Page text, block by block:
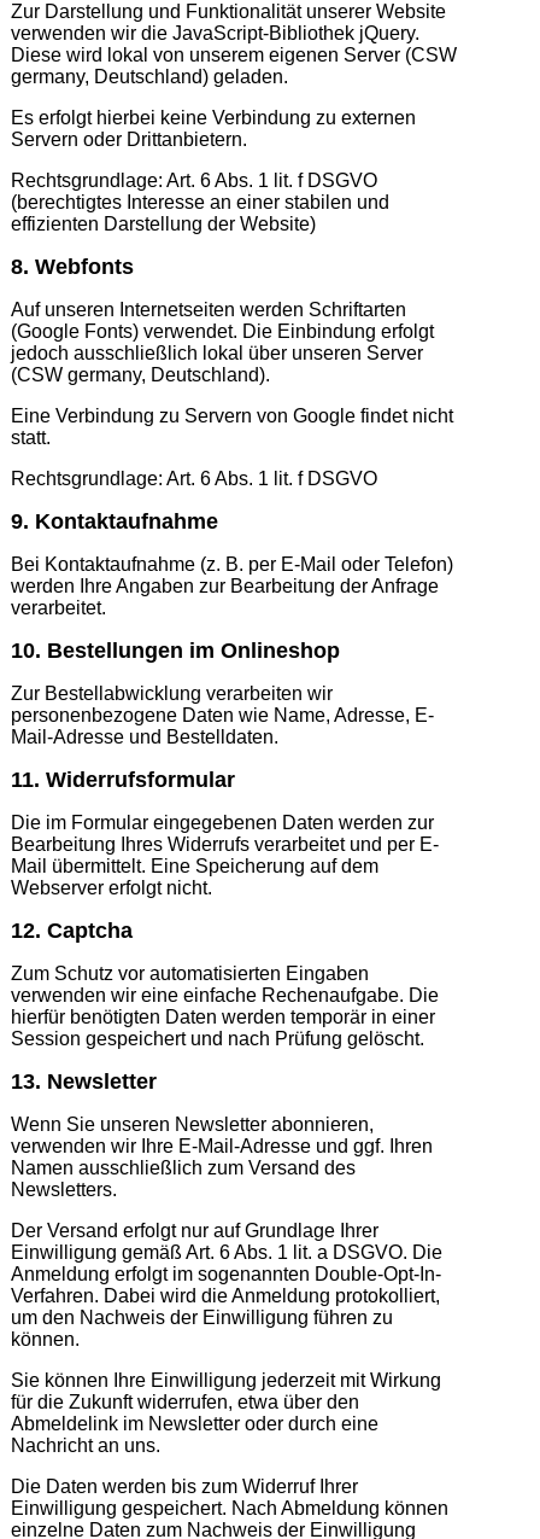
Zur Darstellung und Funktionalität unserer Website
verwenden wir die JavaScript-Bibliothek jQuery.
Diese wird lokal von unserem eigenen Server (CSW
germany, Deutschland) geladen.
Es erfolgt hierbei keine Verbindung zu externen
Servern oder Drittanbietern.
Rechtsgrundlage: Art. 6 Abs. 1 lit. f DSGVO
(berechtigtes Interesse an einer stabilen und
effizienten Darstellung der Website)
8. Webfonts
Auf unseren Internetseiten werden Schriftarten
(Google Fonts) verwendet. Die Einbindung erfolgt
jedoch ausschließlich lokal über unseren Server
(CSW germany, Deutschland).
Eine Verbindung zu Servern von Google findet nicht
statt.
Rechtsgrundlage: Art. 6 Abs. 1 lit. f DSGVO
9. Kontaktaufnahme
Bei Kontaktaufnahme (z. B. per E-Mail oder Telefon)
werden Ihre Angaben zur Bearbeitung der Anfrage
verarbeitet.
10. Bestellungen im Onlineshop
Zur Bestellabwicklung verarbeiten wir
personenbezogene Daten wie Name, Adresse, E-
Mail-Adresse und Bestelldaten.
11. Widerrufsformular
Die im Formular eingegebenen Daten werden zur
Bearbeitung Ihres Widerrufs verarbeitet und per E-
Mail übermittelt. Eine Speicherung auf dem
Webserver erfolgt nicht.
12. Captcha
Zum Schutz vor automatisierten Eingaben
verwenden wir eine einfache Rechenaufgabe. Die
hierfür benötigten Daten werden temporär in einer
Session gespeichert und nach Prüfung gelöscht.
13. Newsletter
Wenn Sie unseren Newsletter abonnieren,
verwenden wir Ihre E-Mail-Adresse und ggf. Ihren
Namen ausschließlich zum Versand des
Newsletters.
Der Versand erfolgt nur auf Grundlage Ihrer
Einwilligung gemäß Art. 6 Abs. 1 lit. a DSGVO. Die
Anmeldung erfolgt im sogenannten Double-Opt-In-
Verfahren. Dabei wird die Anmeldung protokolliert,
um den Nachweis der Einwilligung führen zu
können.
Sie können Ihre Einwilligung jederzeit mit Wirkung
für die Zukunft widerrufen, etwa über den
Abmeldelink im Newsletter oder durch eine
Nachricht an uns.
Die Daten werden bis zum Widerruf Ihrer
Einwilligung gespeichert. Nach Abmeldung können
einzelne Daten zum Nachweis der Einwilligung